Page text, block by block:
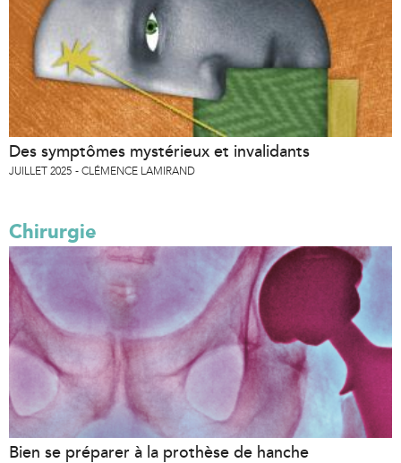
Des symptômes mystérieux et invalidants
JUILLET 2025 CLÉMENCE LAMIRAND
Chirurgie
Bien se préparer à la prothèse de hanche